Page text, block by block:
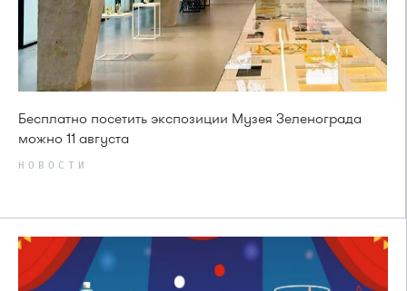
Бесплатно посетить экспозиции Музея Зеленограда
можно 11 августа
НОВОСТИ